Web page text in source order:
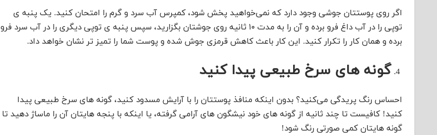
اگر روی پوستتان جوشی وجود دارد که نمی‌خواهید پخش شود، کمپرس آب سرد و گرم را امتحان کنید. یک پنبه ی
توپی را در آب داغ فرو برده و آن را به مدت ۱۰ ثانیه روی جوشتان بگزارید، سپس پنبه ی توپی دیگری را در آب سرد فرو
برده و همان کار را تکرار کنید. این کار باعث کاهش قرمزی جوش شده و پوست شما را تمیز تر نشان خواهد داد.
گونه های سرخ طبیعی پیدا کنید
احساس رنگ پریدگی می‌کنید؟ بدون اینکه منافذ پوستتان را با آرایش مسدود کنید، گونه های سرخ طبیعی پیدا
کنید! کافیست تا چند ثانیه از گونه های خود نیشگون های آرامی گرفته، یا اینکه با پنجه هایتان آن را ماساژ دهید تا
گونه هایتان کمی صورتی رنگ شود!